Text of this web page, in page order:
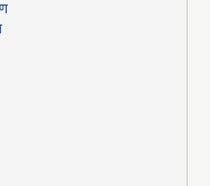
सा.सु.भत्ता प्राप्त गर्ने लाभग्राहिको विवरण
राष्ट्रिय परिचयपत्र तथा पञ्‍जीकरण विभाग